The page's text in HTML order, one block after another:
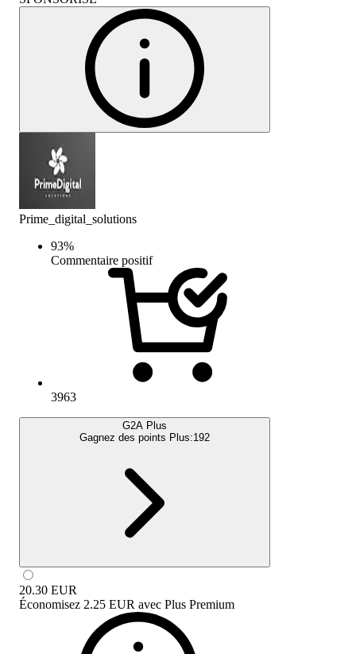
Prime_digital_solutions
93%
Commentaire positif
3963
G2A Plus
Gagnez des points Plus:192
20.30 EUR
Économisez 2.25 EUR avec Plus Premium